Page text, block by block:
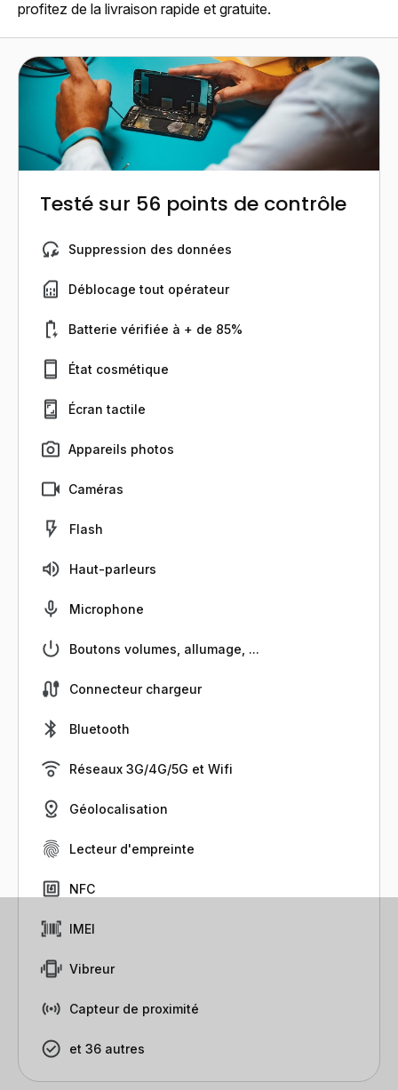
profitez de la livraison rapide et gratuite.
Testé sur 56 points de contrôle
Suppression des données
Déblocage tout opérateur
Batterie vérifiée à + de 85%
État cosmétique
Écran tactile
Appareils photos
Caméras
Flash
Haut-parleurs
Microphone
Boutons volumes, allumage, ...
Connecteur chargeur
Bluetooth
Réseaux 3G/4G/5G et Wifi
Géolocalisation
Lecteur d'empreinte
NFC
IMEI
Vibreur
Capteur de proximité
et 36 autres